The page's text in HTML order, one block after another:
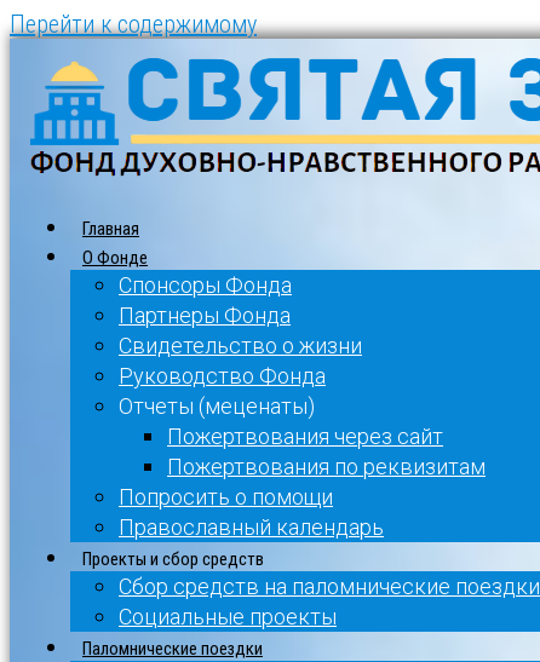
Перейти к содержимому
Главная
О Фонде
Спонсоры Фонда
Партнеры Фонда
Свидетельство о жизни
Руководство Фонда
Отчеты (меценаты)
Пожертвования через сайт
Пожертвования по реквизитам
Попросить о помощи
Православный календарь
Проекты и сбор средств
Сбор средств на паломнические поездки
Социальные проекты
Паломнические поездки